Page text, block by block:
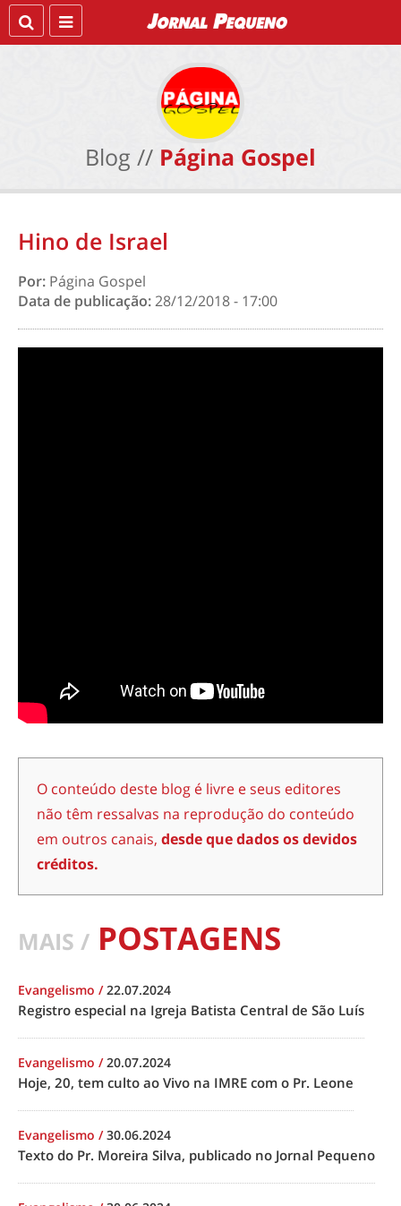
Blog // Página Gospel
Hino de Israel
Por: Página Gospel
Data de publicação:28/12/2018 - 17:00
O conteúdo deste blog é livre e seus editores
não têm ressalvas na reprodução do conteúdo
em outros canais, desde que dados os devidos
créditos.
MAIS / POSTAGENS
Evangelismo /22.07.2024
Registro especial na Igreja Batista Central de São Luís
Evangelismo /20.07.2024
Hoje, 20, tem culto ao Vivo na IMRE com o Pr. Leone
Evangelismo /30.06.2024
Texto do Pr. Moreira Silva, publicado no Jornal Pequeno